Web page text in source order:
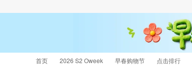
首页 2026 S2 Oweek 早春购物节 点击排行